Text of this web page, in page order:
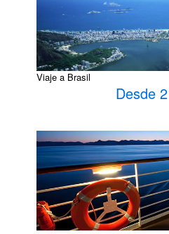
Viaje a Brasil
Desde